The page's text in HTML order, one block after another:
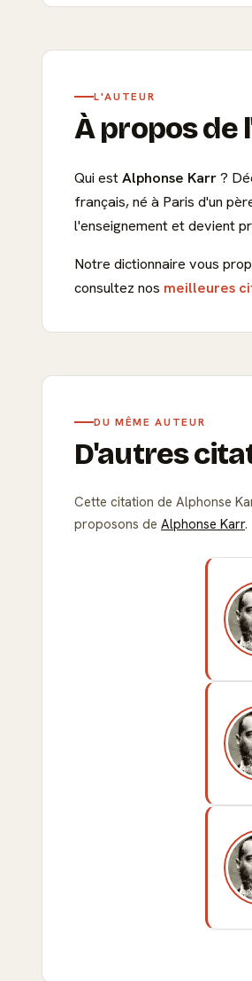
L'AUTEUR
À propos de
Qui estAlphonse Karr?
français, né à Paris d'un
l'enseignement et devient
Notre dictionnaire vous
consultez nos meilleures
DU MÊME AUTEUR
D'autres
Cette citation de Alphonse
proposons de Alphonse Karr.